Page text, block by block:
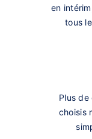
en
tous
Plus
choisis